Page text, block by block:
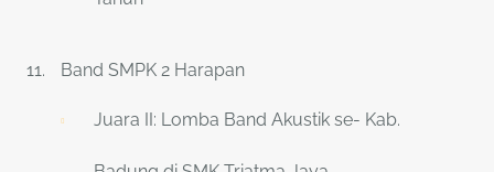
Band SMPK 2 Harapan
Juara II: Lomba Band Akustik se- Kab.